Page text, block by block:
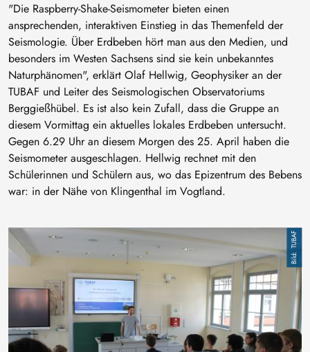
Bild TUBAF
"Die Raspberry-Shake-Seismometer bieten einen
ansprechenden, interaktiven Einstieg in das Themenfeld der
Seismologie. Über Erdbeben hört man aus den Medien, und
besonders im Westen Sachsens sind sie kein unbekanntes
Naturphänomen", erklärt Olaf Hellwig, Geophysiker an der
TUBAF und Leiter des Seismologischen Observatoriums
Berggießhübel. Es ist also kein Zufall, dass die Gruppe an
diesem Vormittag ein aktuelles lokales Erdbeben untersucht.
Gegen 6.29 Uhr an diesem Morgen des 25. April haben die
Seismometer ausgeschlagen. Hellwig rechnet mit den
Schülerinnen und Schülern aus, wo das Epizentrum des Bebens
war: in der Nähe von Klingenthal im Vogtland.